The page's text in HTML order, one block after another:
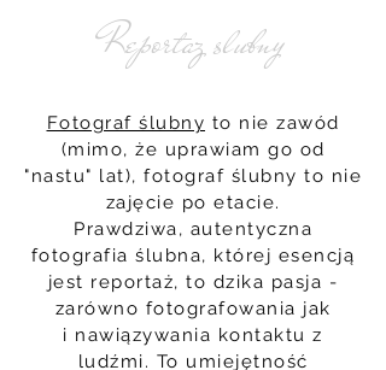
Reportaz slubny
Fotograf ślubny to nie zawód
(mimo, że uprawiam go od
"nastu" lat), fotograf ślubny to nie
zajęcie po etacie.
Prawdziwa, autentyczna
fotografia ślubna, której esencją
jest reportaż, to dzika pasja -
zarówno fotografowania jak
i nawiązywania kontaktu z
ludźmi. To umiejętność